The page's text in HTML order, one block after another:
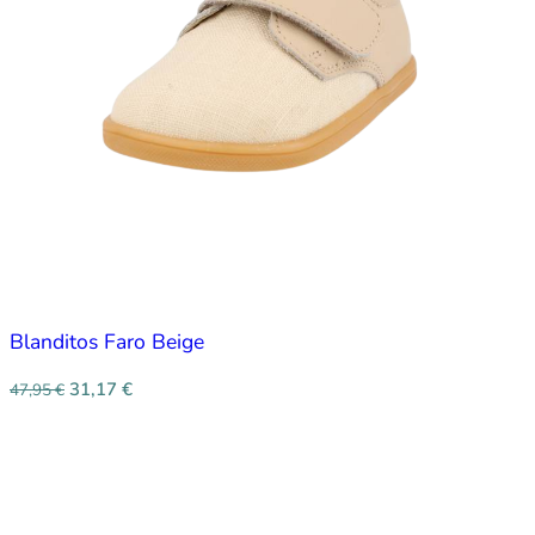
Blanditos Faro Beige
47,95€ 31,17 €